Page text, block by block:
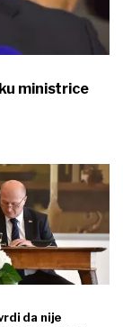
ministrice
da nije